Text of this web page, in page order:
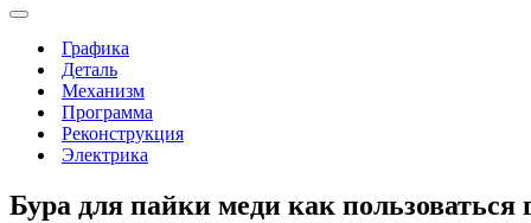
навигации
Меню
навигацииГрафика
Деталь
Механизм
Программа
Реконструкция
Электрика
Бура для пайки меди как пользоваться